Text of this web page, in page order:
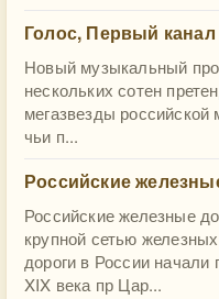
Голос, Первый канал
Новый музыкальный
нескольких сотен
мегазвезды
чьи п...
Российские
Российские железные
крупной сетью
дороги в России
XIX века пр Цар...